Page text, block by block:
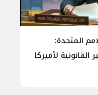
المتحدة:
القانونية لأميركا
للسلام والأمن